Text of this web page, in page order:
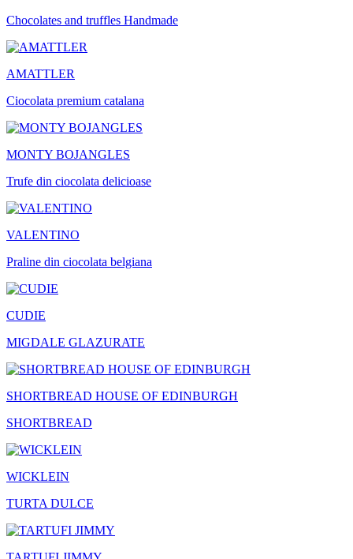
Chocolates and truffles Handmade
AMATTLER
Ciocolata premium catalana
MONTY BOJANGLES
Trufe din ciocolata delicioase
VALENTINO
Praline din ciocolata belgiana
CUDIE
MIGDALE GLAZURATE
SHORTBREAD HOUSE OF EDINBURGH
SHORTBREAD
WICKLEIN
TURTA DULCE